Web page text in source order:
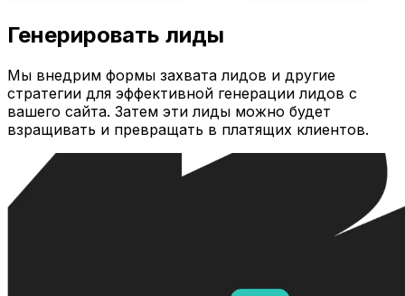
Генерировать лиды
Мы внедрим формы захвата лидов и другие
стратегии для эффективной генерации лидов с
вашего сайта. Затем эти лиды можно будет
взращивать и превращать в платящих клиентов.